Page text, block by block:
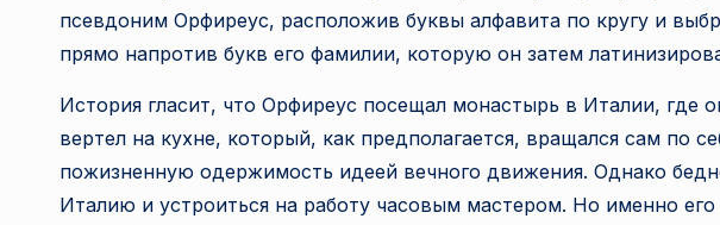
псевдоним Орфиреус, расположив буквы алфавита по кругу и
прямо напротив букв его фамилии, которую он затем
История гласит, что Орфиреус посещал монастырь в Италии, где
вертел на кухне, который, как предполагается, вращался сам по
пожизненную одержимость идеей вечного движения. Однако
Италию и устроиться на работу часовым мастером. Но именно его